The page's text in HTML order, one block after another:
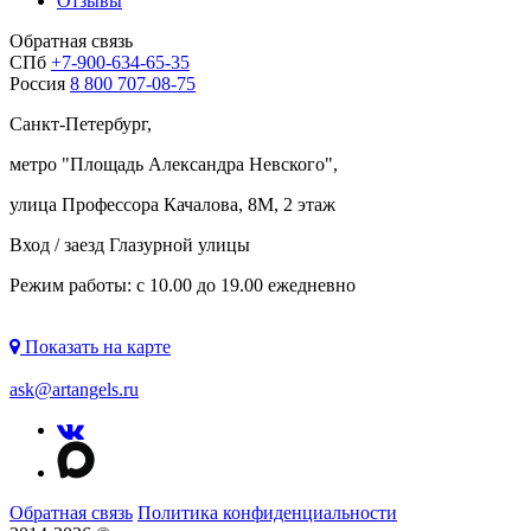
Обратная связь
СПб +7-900-634-65-35
Россия 8 800 707-08-75
Санкт-Петербург,
метро "Площадь Александра Невского",
улица Профессора Качалова, 8М, 2 этаж
Вход / заезд Глазурной улицы
Режим работы: с 10.00 до 19.00 ежедневно
Показать на карте
ask@artangels.ru
Обратная связь Политика конфиденциальности